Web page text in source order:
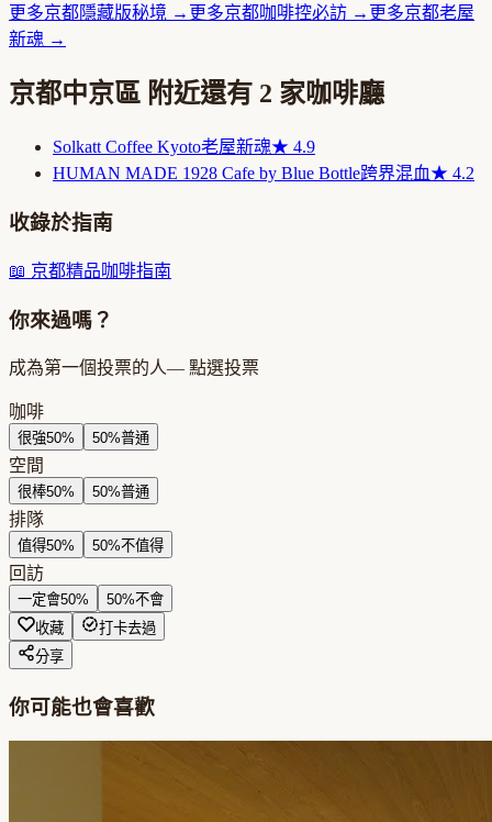
更多京都隱藏版秘境 → 更多京都咖啡控必訪 → 更多京都老屋
新魂 →
京都中京區 附近還有 2 家咖啡廳
Solkatt Coffee Kyoto老屋新魂★ 4.9
HUMAN MADE 1928 Cafe by Blue Bottle跨界混血★ 4.2
收錄於指南
📖 京都精品咖啡指南
你來過嗎？
成為第一個投票的人— 點選投票
咖啡
很強50% 50%普通
空間
很棒50% 50%普通
排隊
值得50% 50%不值得
回訪
一定會50% 50%不會
收藏
打卡去過
分享
你可能也會喜歡